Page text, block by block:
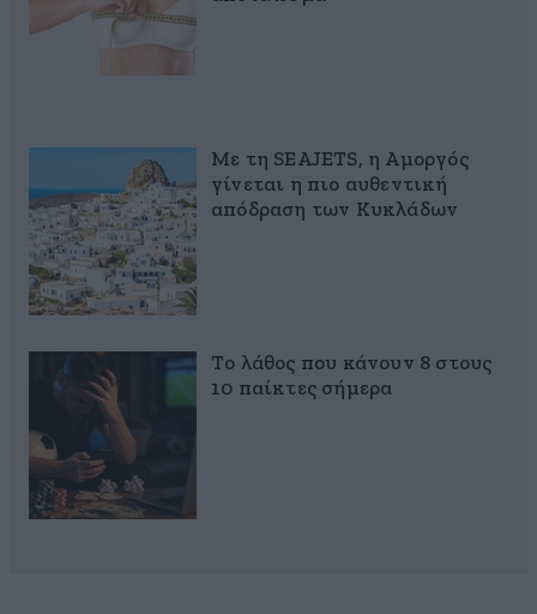
Με τη SEAJETS, η Αμοργός
γίνεται η πιο αυθεντική
απόδραση των Κυκλάδων
Το λάθος που κάνουν 8 στους
10 παίκτες σήμερα